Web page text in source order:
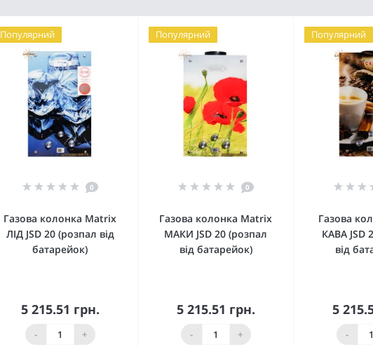
Популярний
0
Газова колонка Matrix
ЛІД JSD 20 (розпал від
батарейок)
5 215.51 грн.
- +
Купити
Популярний
0
Газова колонка Matrix
МАКИ JSD 20 (розпал
від батарейок)
5 215.51 грн.
- +
Купити
Популярний
Газова
КАВА JSD
від
5
-